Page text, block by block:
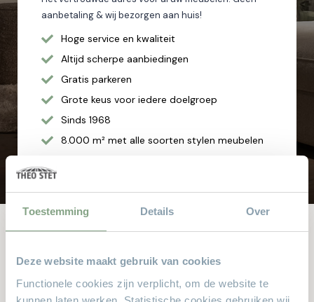
Toestemming Details Over
Deze website maakt gebruik van cookies
Functionele cookies zijn verplicht, om de website te
aanbetaling & wij bezorgen aan huis!
Hoge service en kwaliteit
Altijd scherpe aanbiedingen
Gratis parkeren
Grote keus voor iedere doelgroep
Sinds 1968
8.000 m² met alle soorten stylen meubelen
Andere bekeken ook
Dit zijn de producten waar anderen naar zochten. Zit er iets